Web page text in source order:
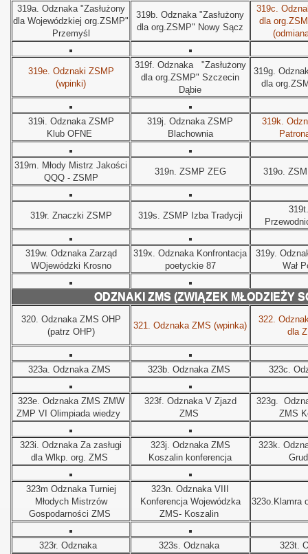
319a. Odznaka "Zasłużony
dla Wojewódzkiej org.ZSMP"
Przemyśl
319b. Odznaka "Zasłużony
dla org.ZSMP" Nowy Sącz
319c.
dla
319e. Odznaki ZSMP
(wpinki)
319f. Odznaka
"Zasłużony
dla org.ZSMP" Szczecin
Dąbie
319g.
dla
319i. Odznaka ZSMP
Klub OFNE
319j. Odznaka ZSMP
Blachownia
319k.
319m. Młody Mistrz Jakości
QQQ - ZSMP
319n. ZSMP ZEG 319o.
319r. Znaczki ZSMP 319s. ZSMP Izba Tradycji
319t.
319w. Odznaka Zarząd
WOjewódzki Krosno
319x. Odznaka Konfrontacja
poetyckie 87
319y.
Wał
ODZNAKI ZMS (ZWIĄZEK MŁODZIEŻY
320. Odznaka ZMS OHP
(patrz OHP)
321. Odznaka ZMS (wpinka)
322.
dla
323a. Odznaka ZMS 323b. Odznaka ZMS 323c.
323e. Odznaka ZMS ZMW
ZMP VI Olimpiada wiedzy
323f. Odznaka V Zjazd
ZMS
323g.
ZMS
323i. Odznaka Za zasługi
dla Wlkp. org. ZMS
323j. Odznaka ZMS
Koszalin konferencja
323k.
323m Odznaka Turniej
Młodych Mistrzów
Gospodarności ZMS
323n. Odznaka VIII
Konferencja Wojewódzka
ZMS- Koszalin
323o.Klamra
323r. Odznaka 323s. Odznaka 323t.